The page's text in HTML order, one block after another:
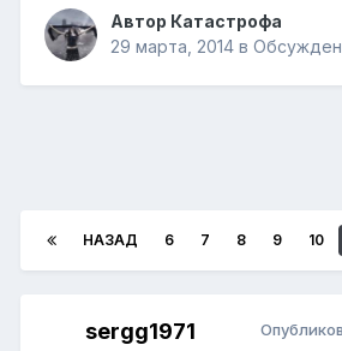
Автор Катастрофа
29 марта, 2014 в
НАЗАД 6 7 8 9 10
sergg1971